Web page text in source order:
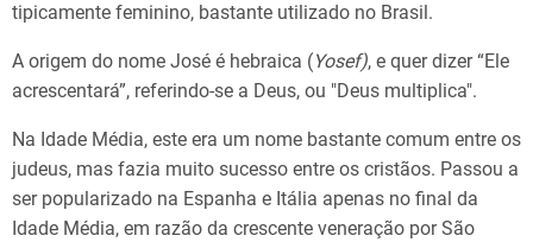
tipicamente feminino, bastante utilizado no Brasil.
A origem do nome José é hebraica ​(Yosef), e quer dizer “Ele
acrescentará”, referindo-se a Deus, ou "Deus multiplica".
Na Idade Média, este era um nome bastante comum entre os
judeus, mas fazia muito sucesso entre os cristãos. Passou a
ser popularizado na Espanha e Itália apenas no final da
Idade Média, em razão da crescente veneração por São